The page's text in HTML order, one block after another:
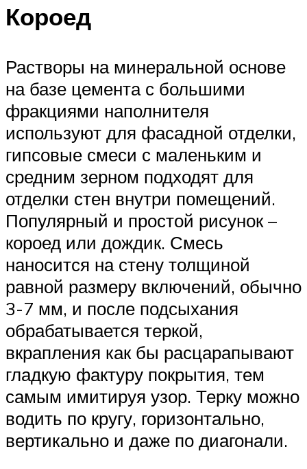
Короед
Растворы на минеральной основе
на базе цемента с большими
фракциями наполнителя
используют для фасадной отделки,
гипсовые смеси с маленьким и
средним зерном подходят для
отделки стен внутри помещений.
Популярный и простой рисунок –
короед или дождик. Смесь
наносится на стену толщиной
равной размеру включений, обычно
3-7 мм, и после подсыхания
обрабатывается теркой,
вкрапления как бы расцарапывают
гладкую фактуру покрытия, тем
самым имитируя узор. Терку можно
водить по кругу, горизонтально,
вертикально и даже по диагонали.